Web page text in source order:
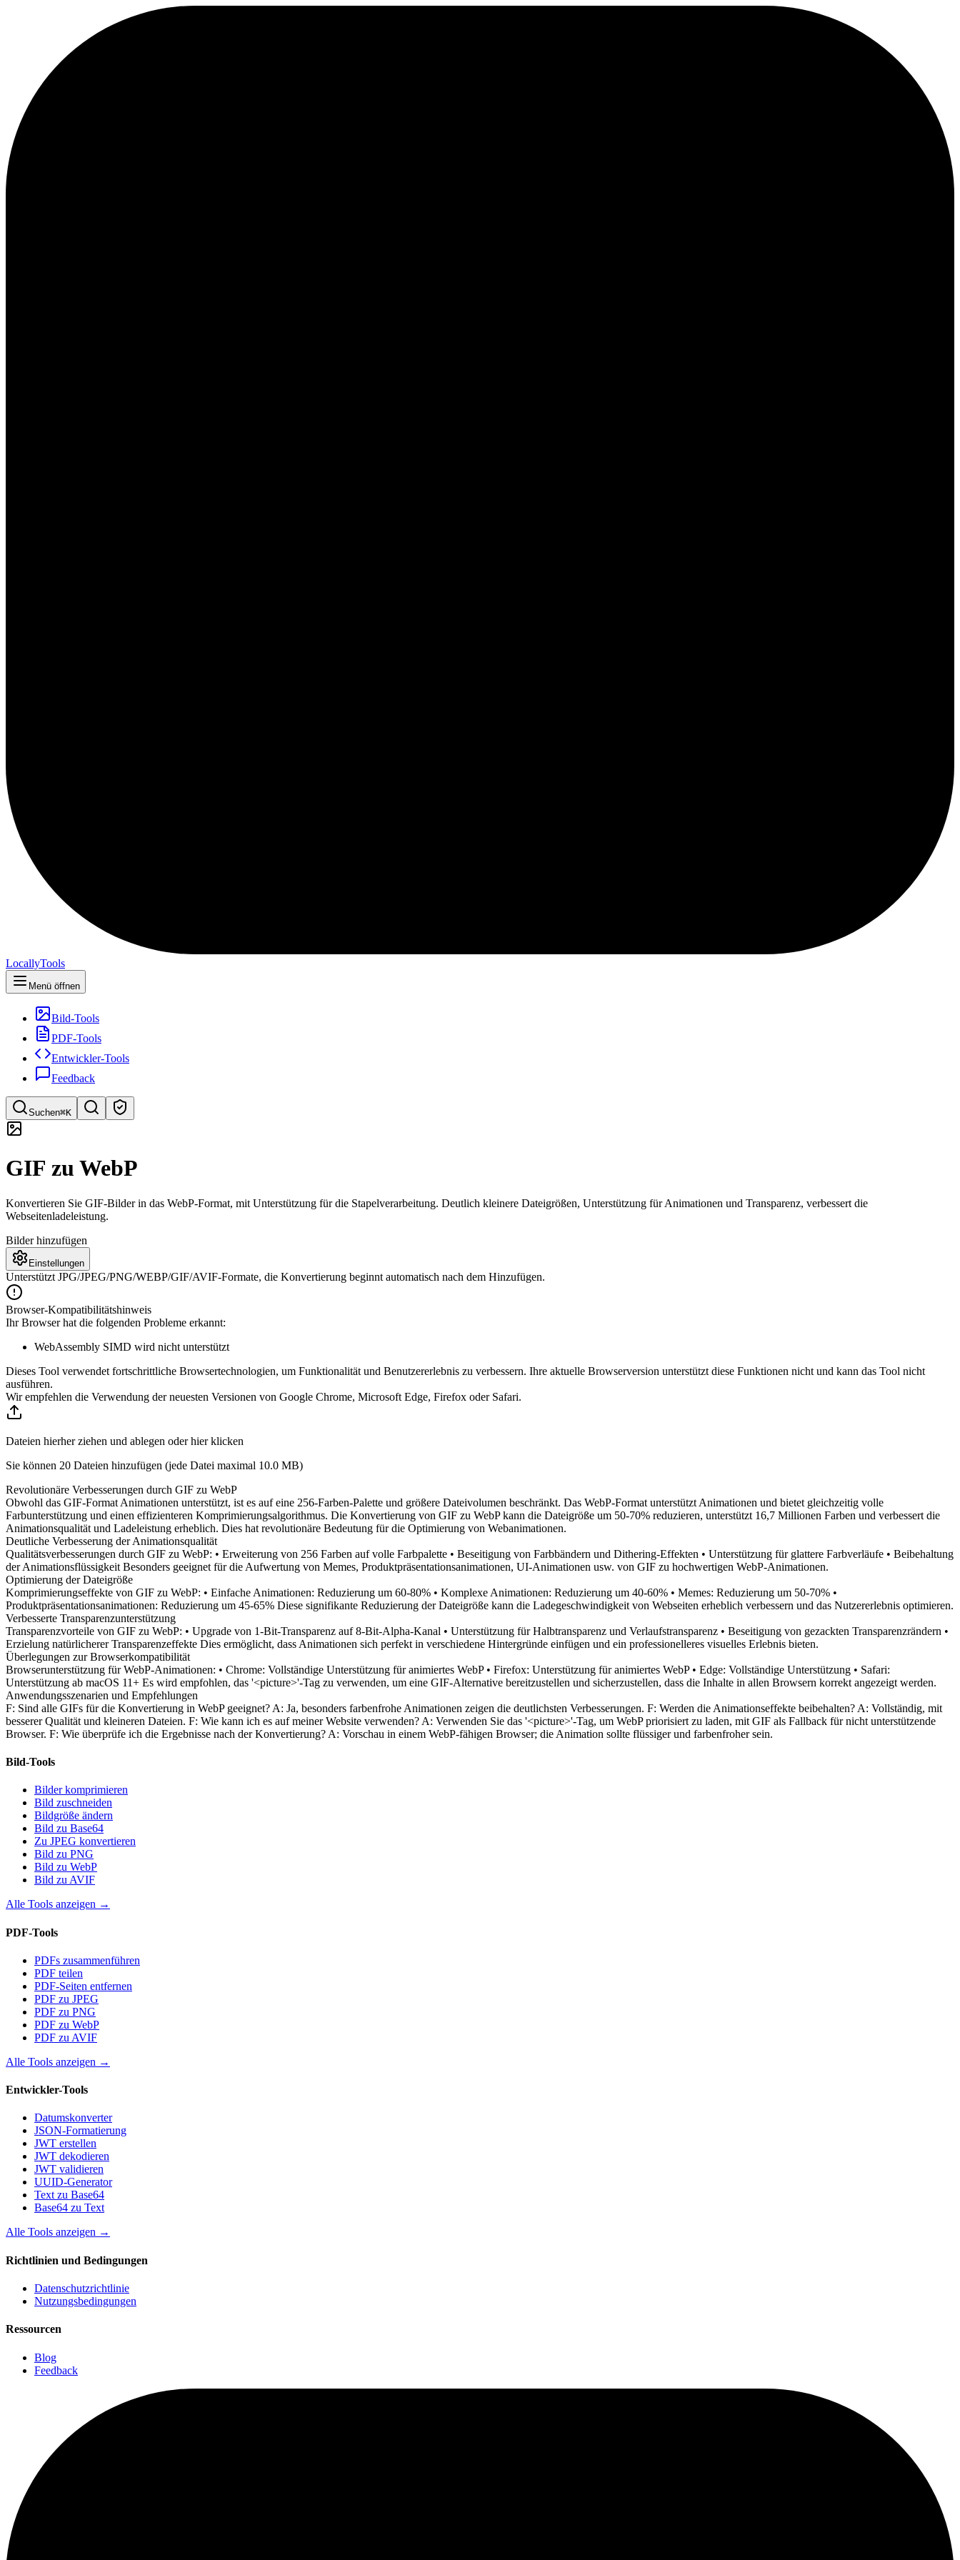
LocallyTools
Menü öffnen
Bild-Tools
PDF-Tools
Entwickler-Tools
Feedback
Suchen⌘K
Schnellsuche für Tools
GIF zu WebP
Konvertieren Sie GIF-Bilder in das WebP-Format, mit Unterstützung für die Stapelverarbeitung. Deutlich kleinere Dateigrößen, Unterstützung für Animationen und Transparenz, verbessert die
Webseitenladeleistung.
Bilder hinzufügen
Einstellungen
Unterstützt JPG/JPEG/PNG/WEBP/GIF/AVIF-Formate, die Konvertierung beginnt automatisch nach dem Hinzufügen.
Browser-Kompatibilitätshinweis
Ihr Browser hat die folgenden Probleme erkannt:
WebAssembly SIMD wird nicht unterstützt
Dieses Tool verwendet fortschrittliche Browsertechnologien, um Funktionalität und Benutzererlebnis zu verbessern. Ihre aktuelle Browserversion unterstützt diese Funktionen nicht und kann das Tool nicht
ausführen.
Wir empfehlen die Verwendung der neuesten Versionen von Google Chrome, Microsoft Edge, Firefox oder Safari.
Dateien hierher ziehen und ablegen oder hier klicken
Sie können 20 Dateien hinzufügen (jede Datei maximal 10.0 MB)
Revolutionäre Verbesserungen durch GIF zu WebP
Obwohl das GIF-Format Animationen unterstützt, ist es auf eine 256-Farben-Palette und größere Dateivolumen beschränkt. Das WebP-Format unterstützt Animationen und bietet gleichzeitig volle
Farbunterstützung und einen effizienteren Komprimierungsalgorithmus. Die Konvertierung von GIF zu WebP kann die Dateigröße um 50-70% reduzieren, unterstützt 16,7 Millionen Farben und verbessert die
Animationsqualität und Ladeleistung erheblich. Dies hat revolutionäre Bedeutung für die Optimierung von Webanimationen.
Deutliche Verbesserung der Animationsqualität
Qualitätsverbesserungen durch GIF zu WebP: • Erweiterung von 256 Farben auf volle Farbpalette • Beseitigung von Farbbändern und Dithering-Effekten • Unterstützung für glattere Farbverläufe • Beibehaltung
der Animationsflüssigkeit Besonders geeignet für die Aufwertung von Memes, Produktpräsentationsanimationen, UI-Animationen usw. von GIF zu hochwertigen WebP-Animationen.
Optimierung der Dateigröße
Komprimierungseffekte von GIF zu WebP: • Einfache Animationen: Reduzierung um 60-80% • Komplexe Animationen: Reduzierung um 40-60% • Memes: Reduzierung um 50-70% •
Produktpräsentationsanimationen: Reduzierung um 45-65% Diese signifikante Reduzierung der Dateigröße kann die Ladegeschwindigkeit von Webseiten erheblich verbessern und das Nutzererlebnis optimieren.
Verbesserte Transparenzunterstützung
Transparenzvorteile von GIF zu WebP: • Upgrade von 1-Bit-Transparenz auf 8-Bit-Alpha-Kanal • Unterstützung für Halbtransparenz und Verlaufstransparenz • Beseitigung von gezackten Transparenzrändern •
Erzielung natürlicherer Transparenzeffekte Dies ermöglicht, dass Animationen sich perfekt in verschiedene Hintergründe einfügen und ein professionelleres visuelles Erlebnis bieten.
Überlegungen zur Browserkompatibilität
Browserunterstützung für WebP-Animationen: • Chrome: Vollständige Unterstützung für animiertes WebP • Firefox: Unterstützung für animiertes WebP • Edge: Vollständige Unterstützung • Safari:
Unterstützung ab macOS 11+ Es wird empfohlen, das '<picture>'-Tag zu verwenden, um eine GIF-Alternative bereitzustellen und sicherzustellen, dass die Inhalte in allen Browsern korrekt angezeigt werden.
Anwendungsszenarien und Empfehlungen
F: Sind alle GIFs für die Konvertierung in WebP geeignet? A: Ja, besonders farbenfrohe Animationen zeigen die deutlichsten Verbesserungen. F: Werden die Animationseffekte beibehalten? A: Vollständig, mit
besserer Qualität und kleineren Dateien. F: Wie kann ich es auf meiner Website verwenden? A: Verwenden Sie das '<picture>'-Tag, um WebP priorisiert zu laden, mit GIF als Fallback für nicht unterstützende
Browser. F: Wie überprüfe ich die Ergebnisse nach der Konvertierung? A: Vorschau in einem WebP-fähigen Browser; die Animation sollte flüssiger und farbenfroher sein.
Bild-Tools
Bilder komprimieren
Bild zuschneiden
Bildgröße ändern
Bild zu Base64
Zu JPEG konvertieren
Bild zu PNG
Bild zu WebP
Bild zu AVIF
Alle Tools anzeigen →
PDF-Tools
PDFs zusammenführen
PDF teilen
PDF-Seiten entfernen
PDF zu JPEG
PDF zu PNG
PDF zu WebP
PDF zu AVIF
Alle Tools anzeigen →
Entwickler-Tools
Datumskonverter
JSON-Formatierung
JWT erstellen
JWT dekodieren
JWT validieren
UUID-Generator
Text zu Base64
Base64 zu Text
Alle Tools anzeigen →
Richtlinien und Bedingungen
Datenschutzrichtlinie
Nutzungsbedingungen
Ressourcen
Blog
Feedback